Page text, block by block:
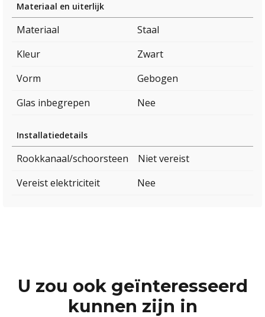
Materiaal en uiterlijk
Materiaal
Staal
Kleur
Zwart
Vorm
Gebogen
Glas inbegrepen
Nee
Installatiedetails
Rookkanaal/schoorsteen
Niet vereist
Vereist elektriciteit
Nee
U zou ook geïnteresseerd
kunnen zijn in